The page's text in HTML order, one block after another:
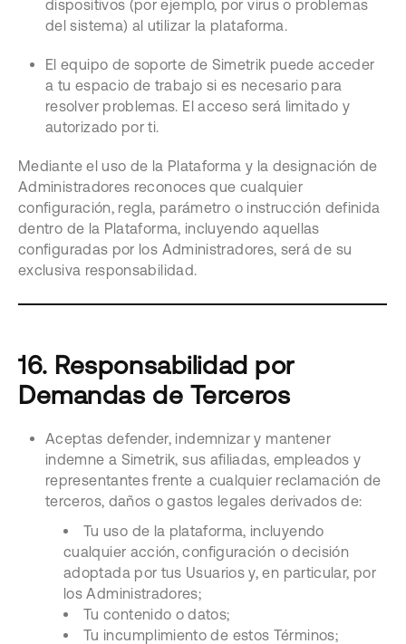
dispositivos (por ejemplo, por virus o problemas
del sistema) al utilizar la plataforma.
El equipo de soporte de Simetrik puede acceder
a tu espacio de trabajo si es necesario para
resolver problemas. El acceso será limitado y
autorizado por ti.
Mediante el uso de la Plataforma y la designación de
Administradores reconoces que cualquier
configuración, regla, parámetro o instrucción definida
dentro de la Plataforma, incluyendo aquellas
configuradas por los Administradores, será de su
exclusiva responsabilidad.
16. Responsabilidad por
Demandas de Terceros
Aceptas defender, indemnizar y mantener
indemne a Simetrik, sus afiliadas, empleados y
representantes frente a cualquier reclamación de
terceros, daños o gastos legales derivados de:
Tu uso de la plataforma, incluyendo
cualquier acción, configuración o decisión
adoptada por tus Usuarios y, en particular, por
los Administradores;
Tu contenido o datos;
Tu incumplimiento de estos Términos;